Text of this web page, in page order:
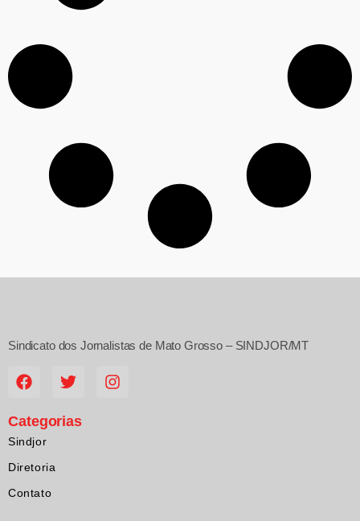
Sindicato dos Jornalistas de Mato Grosso – SINDJOR/MT
Categorias
Sindjor
Diretoria
Contato